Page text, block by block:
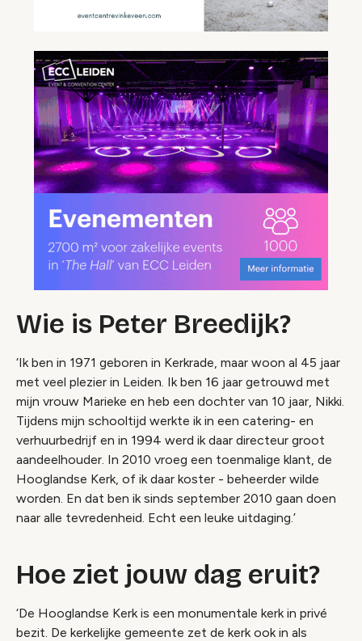
Wie is Peter Breedijk?
‘Ik ben in 1971 geboren in Kerkrade, maar woon al 45 jaar
met veel plezier in Leiden. Ik ben 16 jaar getrouwd met
mijn vrouw Marieke en heb een dochter van 10 jaar, Nikki.
Tijdens mijn schooltijd werkte ik in een catering- en
verhuurbedrijf en in 1994 werd ik daar directeur groot
aandeelhouder. In 2010 vroeg een toenmalige klant, de
Hooglandse Kerk, of ik daar koster - beheerder wilde
worden. En dat ben ik sinds september 2010 gaan doen
naar alle tevredenheid. Echt een leuke uitdaging.’
Hoe ziet jouw dag eruit?
‘De Hooglandse Kerk is een monumentale kerk in privé
bezit. De kerkelijke gemeente zet de kerk ook in als